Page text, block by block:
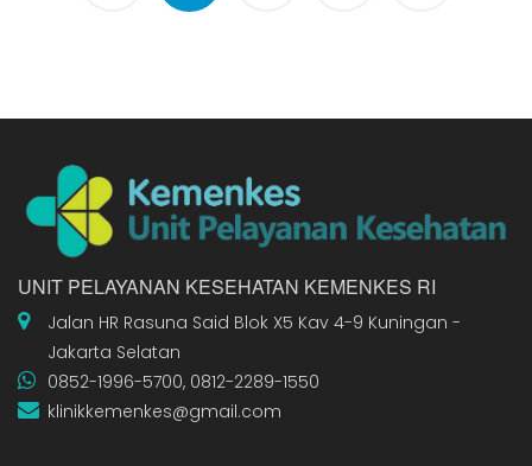
UNIT PELAYANAN KESEHATAN KEMENKES RI
Jalan HR Rasuna Said Blok X5 Kav 4-9 Kuningan -
Jakarta Selatan
0852-1996-5700, 0812-2289-1550
klinikkemenkes@gmail.com